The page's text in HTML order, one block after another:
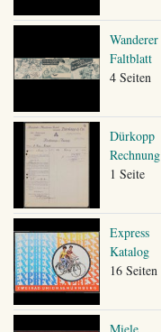
Wanderer
Faltblatt
4 Seiten
Dürkopp
Rechnung
1 Seite
Express
Katalog
16 Seiten
Miele